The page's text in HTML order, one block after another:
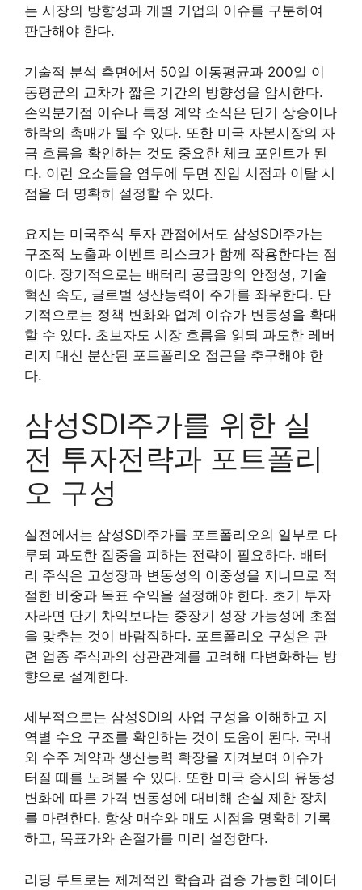
는 시장의 방향성과 개별 기업의 이슈를 구분하여
판단해야 한다.
기술적 분석 측면에서 50일 이동평균과 200일 이
동평균의 교차가 짧은 기간의 방향성을 암시한다.
손익분기점 이슈나 특정 계약 소식은 단기 상승이나
하락의 촉매가 될 수 있다. 또한 미국 자본시장의 자
금 흐름을 확인하는 것도 중요한 체크 포인트가 된
다. 이런 요소들을 염두에 두면 진입 시점과 이탈 시
점을 더 명확히 설정할 수 있다.
요지는 미국주식 투자 관점에서도 삼성SDI주가는
구조적 노출과 이벤트 리스크가 함께 작용한다는 점
이다. 장기적으로는 배터리 공급망의 안정성, 기술
혁신 속도, 글로벌 생산능력이 주가를 좌우한다. 단
기적으로는 정책 변화와 업계 이슈가 변동성을 확대
할 수 있다. 초보자도 시장 흐름을 읽되 과도한 레버
리지 대신 분산된 포트폴리오 접근을 추구해야 한
다.
삼성SDI주가를 위한 실
전 투자전략과 포트폴리
오 구성
실전에서는 삼성SDI주가를 포트폴리오의 일부로 다
루되 과도한 집중을 피하는 전략이 필요하다. 배터
리 주식은 고성장과 변동성의 이중성을 지니므로 적
절한 비중과 목표 수익을 설정해야 한다. 초기 투자
자라면 단기 차익보다는 중장기 성장 가능성에 초점
을 맞추는 것이 바람직하다. 포트폴리오 구성은 관
련 업종 주식과의 상관관계를 고려해 다변화하는 방
향으로 설계한다.
세부적으로는 삼성SDI의 사업 구성을 이해하고 지
역별 수요 구조를 확인하는 것이 도움이 된다. 국내
외 수주 계약과 생산능력 확장을 지켜보며 이슈가
터질 때를 노려볼 수 있다. 또한 미국 증시의 유동성
변화에 따른 가격 변동성에 대비해 손실 제한 장치
를 마련한다. 항상 매수와 매도 시점을 명확히 기록
하고, 목표가와 손절가를 미리 설정한다.
리딩 루트로는 체계적인 학습과 검증 가능한 데이터